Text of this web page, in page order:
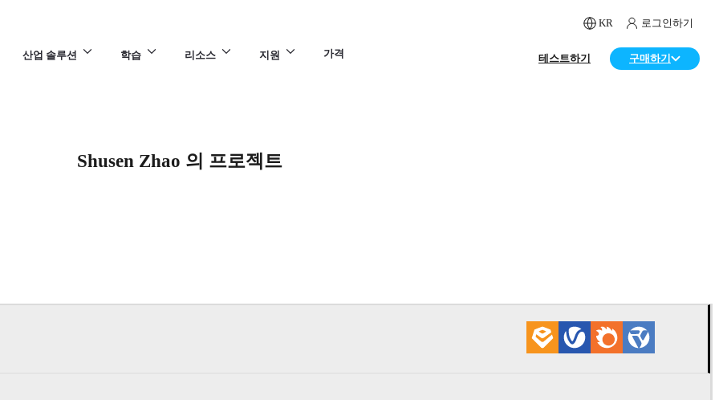
KR 로그인하기
산업 솔루션 학습 리소스 지원 가격 테스트하기 구매하기
Shusen Zhao 의 프로젝트